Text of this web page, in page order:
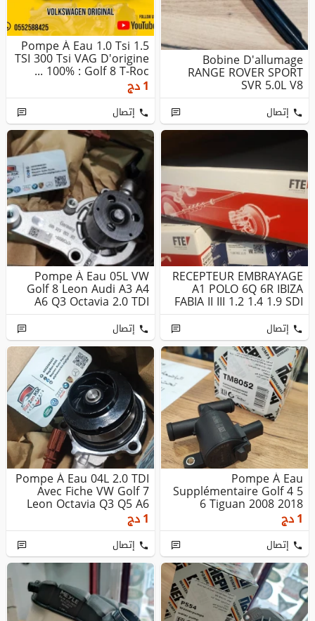
Bobine D'allumage
RANGE ROVER SPORT
SVR 5.0L V8
إتصال
Pompe À Eau 1.0 Tsi 1.5
TSI 300 Tsi VAG D'origine
100% : Golf 8 T-Roc ...
1دج
إتصال
RECEPTEUR EMBRAYAGE
A1 POLO 6Q 6R IBIZA
FABIA II III 1.2 1.4 1.9 SDI
...
إتصال
Pompe À Eau 05L VW
Golf 8 Leon Audi A3 A4
A6 Q3 Octavia 2.0 TDI
إتصال
Pompe À Eau
Supplémentaire Golf 4 5
6 Tiguan 2008 2018
1دج
إتصال
Pompe À Eau 04L 2.0 TDI
Avec Fiche VW Golf 7
Leon Octavia Q3 Q5 A6
A3 ...
1دج
إتصال